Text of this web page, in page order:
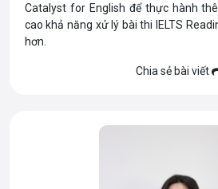
Catalyst for English để thực hành
cao khả năng xử lý bài thi IELTS
hơn.
Chia sẻ bài viết